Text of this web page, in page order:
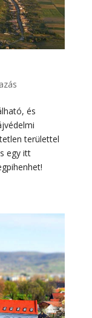
és
területtel
egy itt